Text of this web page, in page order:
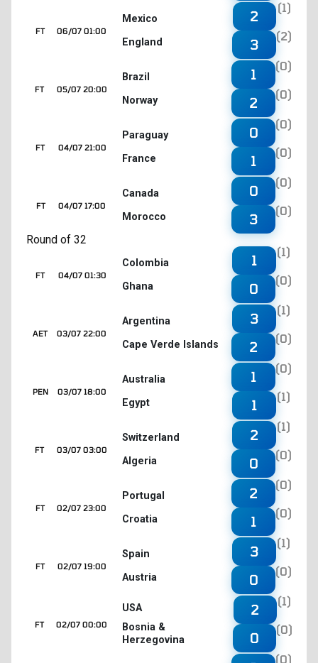
06/07 01:00
FT
Mexico
England
2
(1)
3
(2)
05/07 20:00
FT
Brazil
Norway
1
(0)
2
(0)
04/07 21:00
FT
Paraguay
France
0
(0)
1
(0)
04/07 17:00
FT
Canada
Morocco
0
(0)
3
(0)
Round of 32
04/07 01:30
FT
Colombia
Ghana
1
(1)
0
(0)
03/07 22:00
AET
Argentina
Cape Verde Islands
3
(1)
2
(0)
03/07 18:00
PEN
Australia
Egypt
1
(0)
1
(1)
03/07 03:00
FT
Switzerland
Algeria
2
(1)
0
(0)
02/07 23:00
FT
Portugal
Croatia
2
(0)
1
(0)
02/07 19:00
FT
Spain
Austria
3
(1)
0
(0)
02/07 00:00
FT
USA
Bosnia &
Herzegovina
2
(1)
0
(0)
(0)